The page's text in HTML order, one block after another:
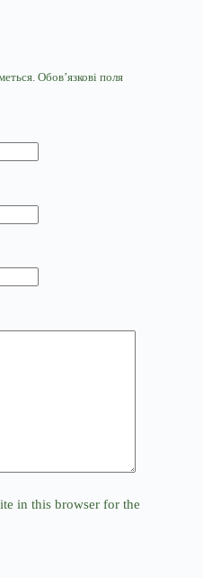
Обов’язкові поля
in this browser for the